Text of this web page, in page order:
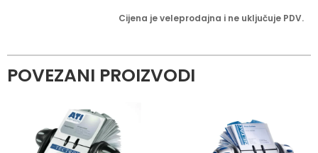
Cijena je veleprodajna i ne uključuje PDV.
POVEZANI PROIZVODI